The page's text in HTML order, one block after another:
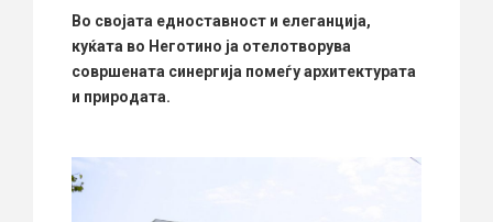
Во своjата едноставност и елеганција,
куќата во Неготино ја отелотворува
совршената синергија помеѓу архитектурата
и природата.